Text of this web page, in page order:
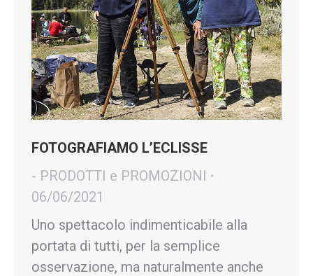
FOTOGRAFIAMO L’ECLISSE
- PRODOTTI e PROMOZIONI
06/06/2021
Uno spettacolo indimenticabile alla
portata di tutti, per la semplice
osservazione, ma naturalmente anche